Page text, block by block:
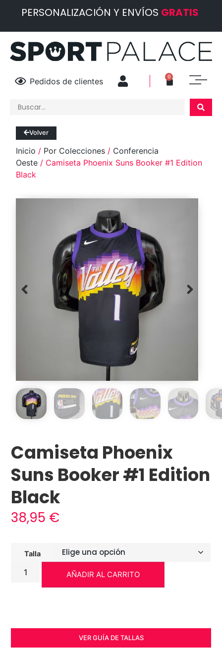
PERSONALIZACIÓN Y ENVÍOS GRATIS
Pedidos de clientes 0
Camiseta Phoenix
Suns Booker #1 Edition
Black
38,95 €
Talla
AÑADIR AL CARRITO
VER GUÍA DE TALLAS
Volver
Inicio / Por Colecciones / Conferencia
Oeste / Camiseta Phoenix Suns Booker #1 Edition
Black